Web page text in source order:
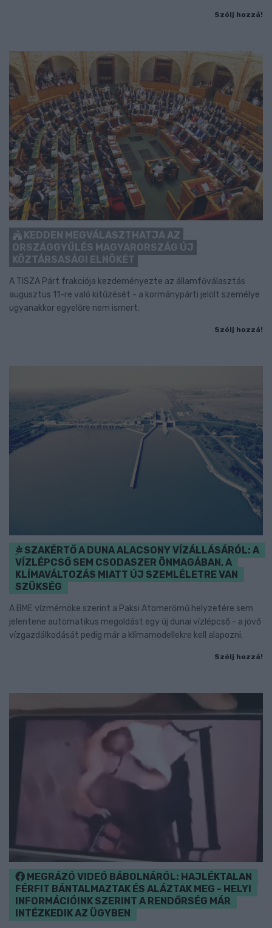
Szólj hozzá!
KEDDEN MEGVÁLASZTHATJA AZ
ORSZÁGGYŰLÉS MAGYARORSZÁG ÚJ
KÖZTÁRSASÁGI ELNÖKÉT
A TISZA Párt frakciója kezdeményezte az államfőválasztás
augusztus 11-re való kitűzését - a kormánypárti jelölt személye
ugyanakkor egyelőre nem ismert.
Szólj hozzá!
SZAKÉRTŐ A DUNA ALACSONY VÍZÁLLÁSÁRÓL: A
VÍZLÉPCSŐ SEM CSODASZER ÖNMAGÁBAN, A
KLÍMAVÁLTOZÁS MIATT ÚJ SZEMLÉLETRE VAN
SZÜKSÉG
A BME vízmérnöke szerint a Paksi Atomerőmű helyzetére sem
jelentene automatikus megoldást egy új dunai vízlépcső - a jövő
vízgazdálkodását pedig már a klímamodellekre kell alapozni.
Szólj hozzá!
MEGRÁZÓ VIDEÓ BÁBOLNÁRÓL: HAJLÉKTALAN
FÉRFIT BÁNTALMAZTAK ÉS ALÁZTAK MEG - HELYI
INFORMÁCIÓINK SZERINT A RENDŐRSÉG MÁR
INTÉZKEDIK AZ ÜGYBEN